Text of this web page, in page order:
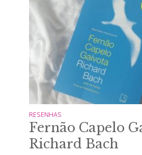
RESENHAS
Fernão Capelo
Richard Bach